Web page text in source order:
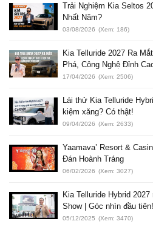
Trải Nghiệm Kia Seltos
Nhất Năm?
03/08/2026 (Xem: 186)
Kia Telluride 2027 Ra
Phá, Công Nghệ Đỉnh
17/04/2026 (Xem: 2506)
Lái thử Kia Telluride
kiệm xăng? Có thật!
09/04/2026 (Xem: 2633)
Yaamava’ Resort &
Đán Hoành Tráng
06/02/2026 (Xem: 3027)
Kia Telluride Hybrid
Show | Góc nhìn đầu tiên!
05/12/2025 (Xem: 3470)